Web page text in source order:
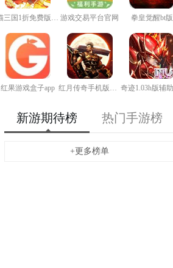
猫三国1折免费版手游 游戏交易平台官网 拳皇觉醒bt版
红果游戏盒子app 红月传奇手机版下载
新游期待榜 热门手游榜
+更多榜单